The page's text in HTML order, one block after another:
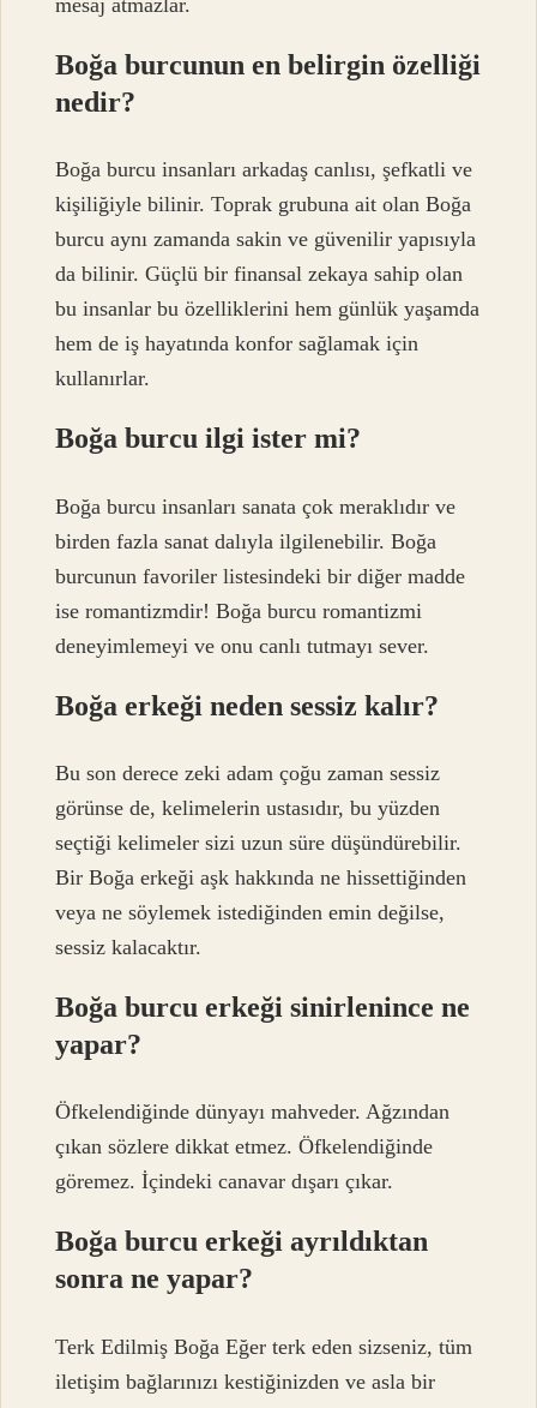
Boğa burcunun en belirgin özelliği
nedir?
Boğa burcu insanları arkadaş canlısı, şefkatli ve
kişiliğiyle bilinir. Toprak grubuna ait olan Boğa
burcu aynı zamanda sakin ve güvenilir yapısıyla
da bilinir. Güçlü bir finansal zekaya sahip olan
bu insanlar bu özelliklerini hem günlük yaşamda
hem de iş hayatında konfor sağlamak için
kullanırlar.
Boğa burcu ilgi ister mi?
Boğa burcu insanları sanata çok meraklıdır ve
birden fazla sanat dalıyla ilgilenebilir. Boğa
burcunun favoriler listesindeki bir diğer madde
ise romantizmdir! Boğa burcu romantizmi
deneyimlemeyi ve onu canlı tutmayı sever.
Boğa erkeği neden sessiz kalır?
Bu son derece zeki adam çoğu zaman sessiz
görünse de, kelimelerin ustasıdır, bu yüzden
seçtiği kelimeler sizi uzun süre düşündürebilir.
Bir Boğa erkeği aşk hakkında ne hissettiğinden
veya ne söylemek istediğinden emin değilse,
sessiz kalacaktır.
Boğa burcu erkeği sinirlenince ne
yapar?
Öfkelendiğinde dünyayı mahveder. Ağzından
çıkan sözlere dikkat etmez. Öfkelendiğinde
göremez. İçindeki canavar dışarı çıkar.
Boğa burcu erkeği ayrıldıktan
sonra ne yapar?
Terk Edilmiş Boğa Eğer terk eden sizseniz, tüm
iletişim bağlarınızı kestiğinizden ve asla bir